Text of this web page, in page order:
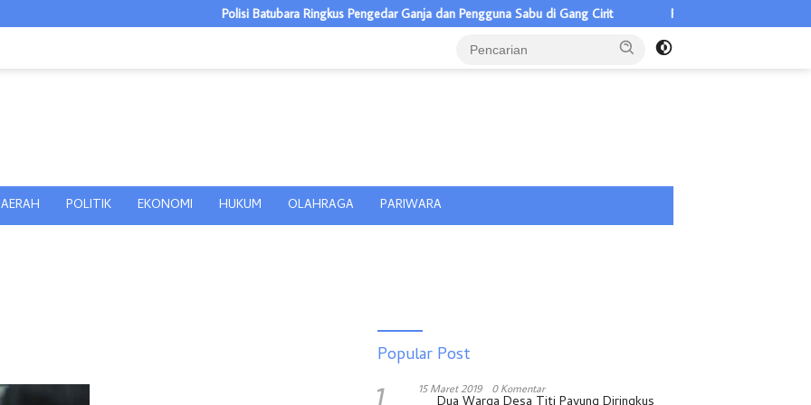
Polisi Batubara Ringkus Pengedar Ganja dan Pengguna Sabu di Gang Cirit Pilkades Pulau Rakyat Tua 5
POLITIK EKONOMI HUKUM OLAHRAGA PARIWARA
Popular Post
15 Maret 2019 0 Komentar